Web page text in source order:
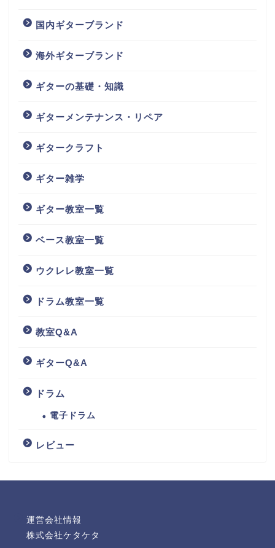
国内ギターブランド
海外ギターブランド
ギターの基礎・知識
ギターメンテナンス・リペア
ギタークラフト
ギター雑学
ギター教室一覧
ベース教室一覧
ウクレレ教室一覧
ドラム教室一覧
教室Q&A
ギターQ&A
ドラム
電子ドラム
レビュー
運営会社情報
株式会社ケタケタ